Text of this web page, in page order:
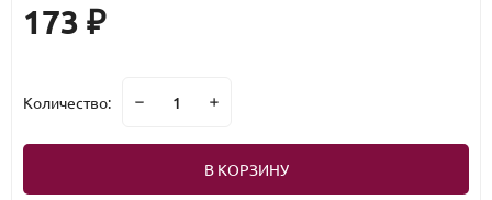
173 ₽
Количество:
В КОРЗИНУ